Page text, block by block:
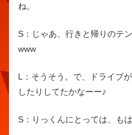
ね。
S： じゃあ、行きと帰りのテ
www
L： そうそう。で、ドライブ
したりしてたかなーー♪
S： りっくんにとっては、も